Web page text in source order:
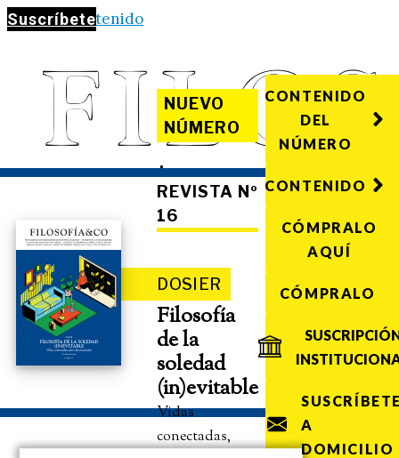
Suscríbete
Saltar al contenido
NUEVO
NÚMERO
·
REVISTA Nº
16
DOSIER
Filosofía
de la
soledad
(in)evitable
Vidas
conectadas,
CONTENIDO
DEL
NÚMERO
CONTENIDO
CÓMPRALO
AQUÍ
CÓMPRALO
A
DOMICILIO